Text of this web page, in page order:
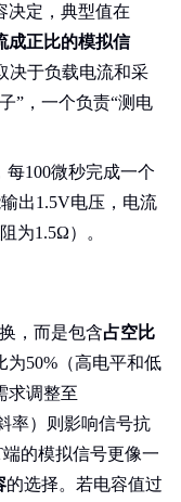
决定，典型值在
成正比的模拟信
决于负载电流和采
”，一个负责“测电
每100微秒完成一个
出1.5V电压，电流
为1.5Ω）。
，而是包含占空比
为50%（高电平和低
求调整至
率）则影响信号抗
的模拟信号更像一
的选择。若电容值过